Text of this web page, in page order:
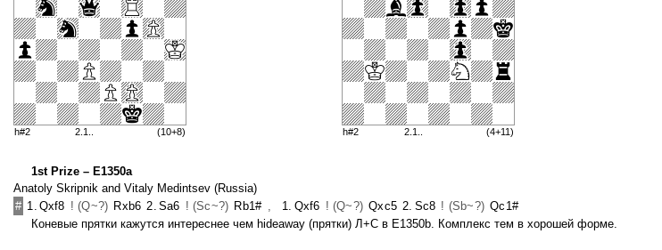
h#2 2.1.. (10+8) h#2 2.1.. (4+11)
1st Prize – E1350a
Anatoly Skripnik and Vitaly Medintsev (Russia)
# 1. Qxf8 ! (Q~?) Rxb6 2. Sa6 ! (Sc~?) Rb1# , 1. Qxf6 ! (Q~?) Qxc5 2. Sc8 ! (Sb~?) Qc1#
Коневые прятки кажутся интереснее чем hideaway (прятки) Л+С в E1350b. Комплекс тем в хорошей форме.